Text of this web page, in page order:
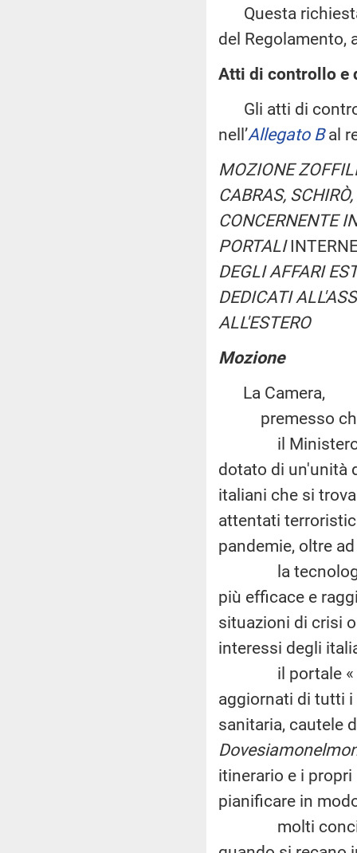
Questa
del Regolamento,
Atti di controllo e
Gli atti di
nell’Allegato Bal
MOZIONE
CABRAS,
CONCERNENTE
PORTALI
DEGLI AFFARI
DEDICATI
ALL'ESTERO
Mozione
La Camera,
premesso
il Ministero
dotato di un'unità
italiani che si
attentati
pandemie, oltre
la tecnologia
più efficace e
situazioni di crisi
interessi degli
il portale «
aggiornati di tutti i
sanitaria, cautele
itinerario e i
pianificare in
molti